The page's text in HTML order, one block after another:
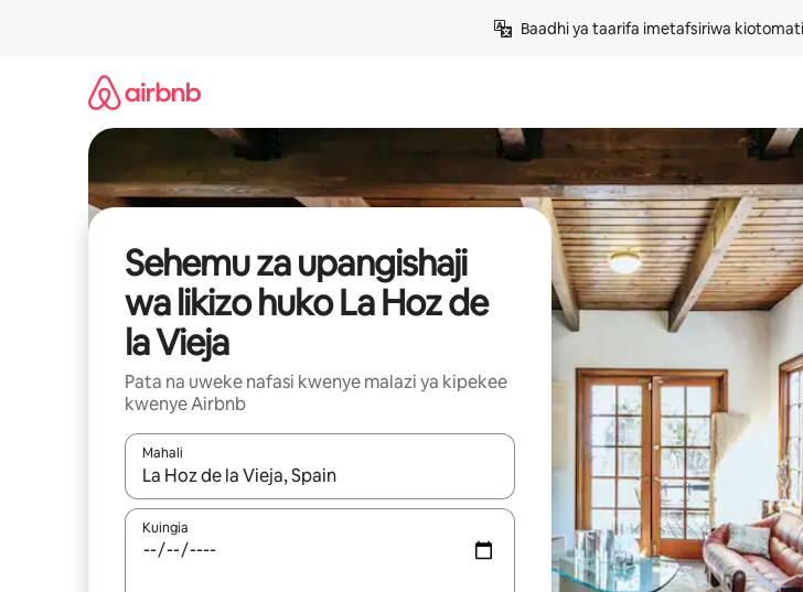
Baadhi ya taarifa imetafsiriwa
Sehemu za upangishaji
wa likizo huko La Hoz de
la Vieja
Pata na uweke nafasi kwenye malazi ya kipekee
kwenye Airbnb
Mahali
Wakati matokeo yanapatikana, vinjari kwa kutumia vitufe vya vishale vya juu na chini au
Kuingia